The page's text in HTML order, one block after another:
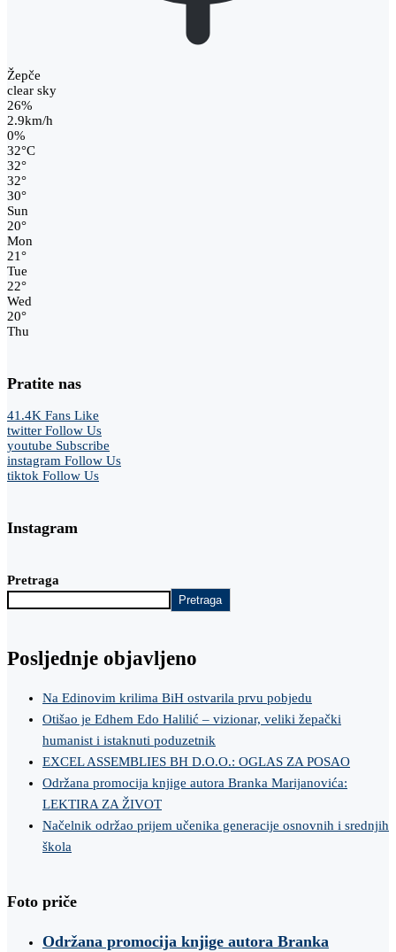
Žepče
clear sky
26%
2.9km/h
0%
32°C
32°
32°
30°
Sun
20°
Mon
21°
Tue
22°
Wed
20°
Thu
Pratite nas
41.4K Fans Like
twitter Follow Us
youtube Subscribe
instagram Follow Us
tiktok Follow Us
Instagram
Pretraga
Pretraga
Posljednje objavljeno
Na Edinovim krilima BiH ostvarila prvu pobjedu
Otišao je Edhem Edo Halilić – vizionar, veliki žepački
humanist i istaknuti poduzetnik
EXCEL ASSEMBLIES BH D.O.O.: OGLAS ZA POSAO
Održana promocija knjige autora Branka Marijanovića:
LEKTIRA ZA ŽIVOT
Načelnik održao prijem učenika generacije osnovnih i srednjih
škola
Foto priče
Održana promocija knjige autora Branka